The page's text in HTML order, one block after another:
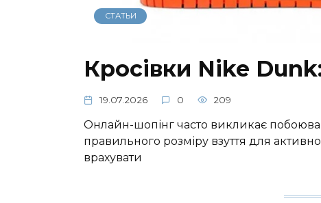
СТАТЬИ
Кросівки Nike
19.07.2026 0 209
Онлайн-шопінг часто викликає
правильного розміру взуття для
врахувати